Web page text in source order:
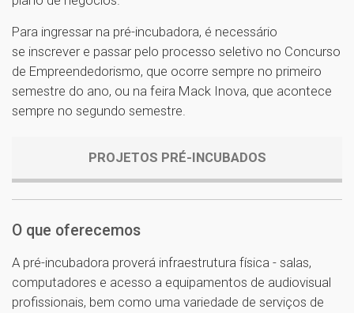
Para ingressar na pré-incubadora, é necessário
se inscrever e passar pelo processo seletivo no Concurso
de Empreendedorismo, que ocorre sempre no primeiro
semestre do ano, ou na feira Mack Inova, que acontece
sempre no segundo semestre.
PROJETOS PRÉ-INCUBADOS
O que oferecemos
A pré-incubadora proverá infraestrutura física - salas,
computadores e acesso a equipamentos de audiovisual
profissionais, bem como uma variedade de serviços de